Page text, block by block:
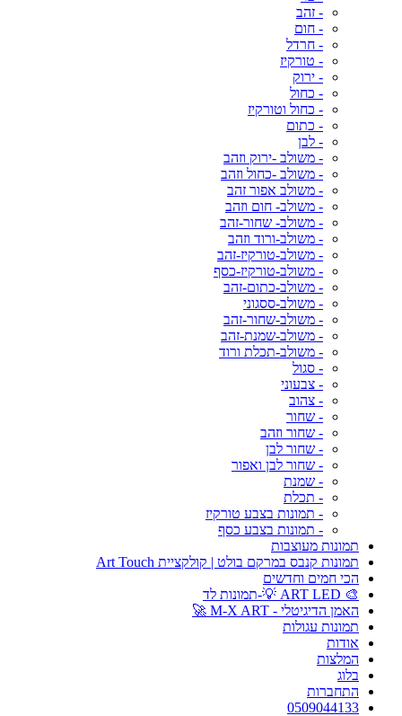
- זהב
- חום
- חרדל
- טורקיז
- ירוק
- כחול
- כחול וטורקיז
- כתום
- לבן
- משולב -ירוק וזהב
- משולב -כחול וזהב
- משולב אפור זהב
- משולב- חום וזהב
- משולב- שחור-זהב
- משולב-ורוד וזהב
- משולב-טורקיז-זהב
- משולב-טורקיז-כסף
- משולב-כתום-זהב
- משולב-ססגוני
- משולב-שחור-זהב
- משולב-שמנת-זהב
- משולב-תכלת ורוד
- סגול
- צבעוני
- צהוב
- שחור
- שחור וזהב
- שחור לבן
- שחור לבן ואפור
- שמנת
- תכלת
- תמונות בצבע טורקיז
- תמונות בצבע כסף
תמונות מעוצבות
תמונות קנבס במרקם בולט | קולקציית Art Touch
הכי חמים וחדשים
🎨 ART LED 💡-תמונות לד
האמן הדיגיטלי - M-X ART 🚀
תמונות עגולות
אודות
המלצות
בלוג
התחברות
0509044133